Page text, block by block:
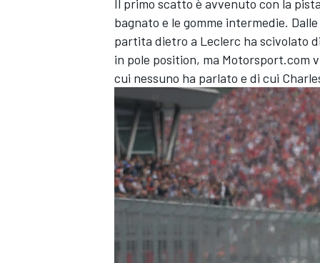
Il primo scatto è avvenuto con la
bagnato e le gomme intermedie.
partita dietro a Leclerc ha scivolato
in pole position, ma Motorsport.com
cui nessuno ha parlato e di cui